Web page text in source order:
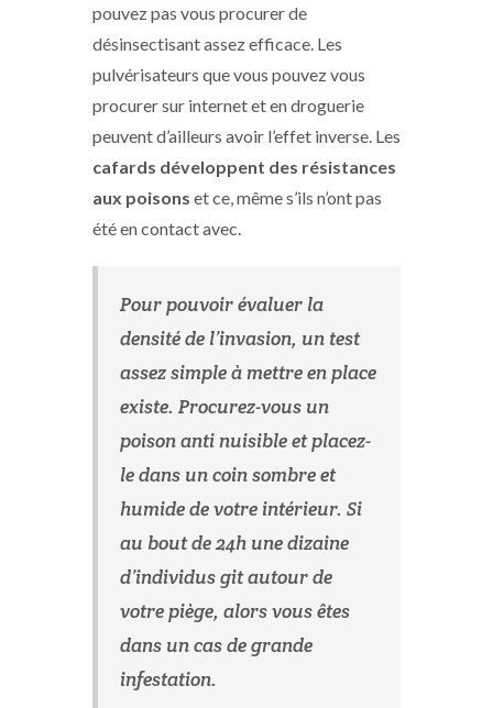
pouvez pas vous procurer de
désinsectisant assez efficace. Les
pulvérisateurs que vous pouvez vous
procurer sur internet et en droguerie
peuvent d’ailleurs avoir l’effet inverse. Les
cafards développent des résistances
aux poisons et ce, même s’ils n’ont pas
été en contact avec.
Pour pouvoir évaluer la
densité de l’invasion, un test
assez simple à mettre en place
existe. Procurez-vous un
poison anti nuisible et placez-
le dans un coin sombre et
humide de votre intérieur. Si
au bout de 24h une dizaine
d’individus git autour de
votre piège, alors vous êtes
dans un cas de grande
infestation.